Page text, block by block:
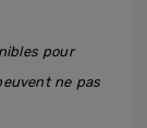
pour
ne pas